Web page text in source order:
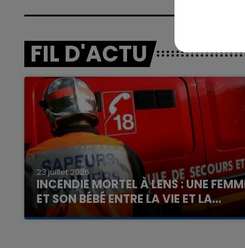
FIL D'ACTU
23 juillet 2026
INCENDIE MORTEL À LENS : UNE
ET SON BÉBÉ ENTRE LA VIE ET LA...
Un homme s'est immolé par le feu après